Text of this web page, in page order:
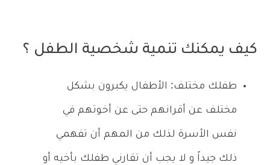
كيف يمكنك تنمية شخصية الطفل ؟
طفلك مختلف: الأطفال يكبرون بشكل
مختلف عن أقرانهم حتى عن أخوتهم في
نفس الأسرة لذلك من المهم أن تفهمي
ذلك جيداً و لا يجب أن تقارني طفلك بأخيه أو